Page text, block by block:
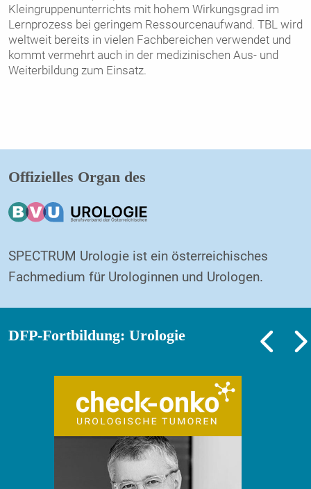
Kleingruppenunterrichts mit hohem Wirkungsgrad im
Lernprozess bei geringem Ressourcenaufwand. TBL wird
weltweit bereits in vielen Fachbereichen verwendet und
kommt vermehrt auch in der medizinischen Aus- und
Weiterbildung zum Einsatz.
Offizielles Organ des
SPECTRUM Urologie ist ein österreichisches
Fachmedium für Urologinnen und Urologen.
DFP-Fortbildung: Urologie